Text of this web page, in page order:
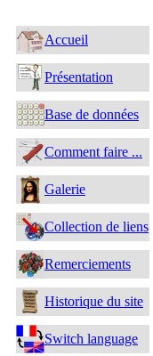
Accueil
Présentation
Base de données
Comment faire ...
Galerie
Collection de liens
Remerciements
Historique du site
Switch language